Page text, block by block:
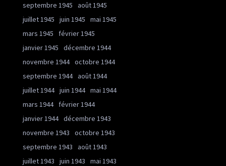
septembre 1945
août 1945
juillet 1945
juin 1945
mai 1945
mars 1945
février 1945
janvier 1945
décembre 1944
novembre 1944 octobre 1944
septembre 1944 août 1944
juillet 1944 juin 1944 mai 1944
mars 1944
février 1944
janvier 1944 décembre 1943
novembre 1943
octobre 1943
septembre 1943
août 1943
juillet 1943
juin 1943
mai 1943